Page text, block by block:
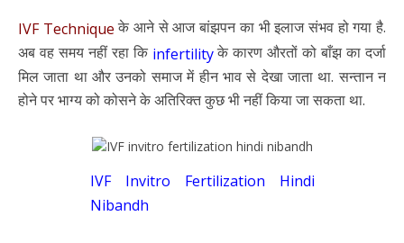
IVF Techniqueके आने से आज बांझपन का भी इलाज संभव हो गया है.
अब वह समय नहीं रहा कि infertilityके कारण औरतों को बाँझ का दर्जा
मिल जाता था और उनको समाज में हीन भाव से देखा जाता था. सन्तान न
होने पर भाग्य को कोसने के अतिरिक्त कुछ भी नहीं किया जा सकता था.
IVF Invitro Fertilization Hindi
Nibandh